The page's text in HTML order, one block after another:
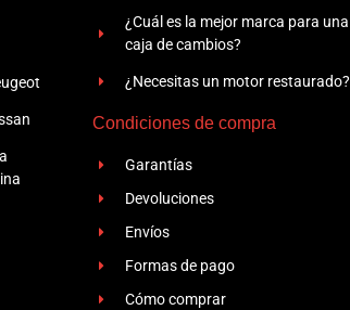
¿Cuál es la mejor marca para una
caja de cambios?
¿Necesitas un motor restaurado?
Condiciones de compra
Garantías
Devoluciones
Envíos
Formas de pago
Cómo comprar